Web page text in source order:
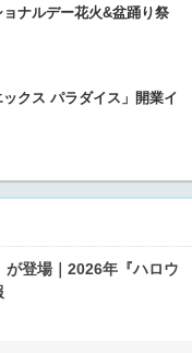
ナルデー花火&盆踊り祭
クス パラダイス」開業イ
登場｜2026年『ハロウ